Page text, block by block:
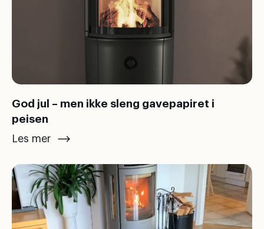
God jul – men ikke sleng gavepapiret i
peisen
Les mer